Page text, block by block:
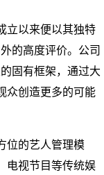
立以来便以其独特
的高度评价。公司
固有框架，通过大
众创造更多的可能
位的艺人管理模
电视节目等传统娱